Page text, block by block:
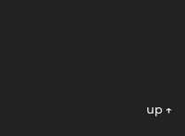
up